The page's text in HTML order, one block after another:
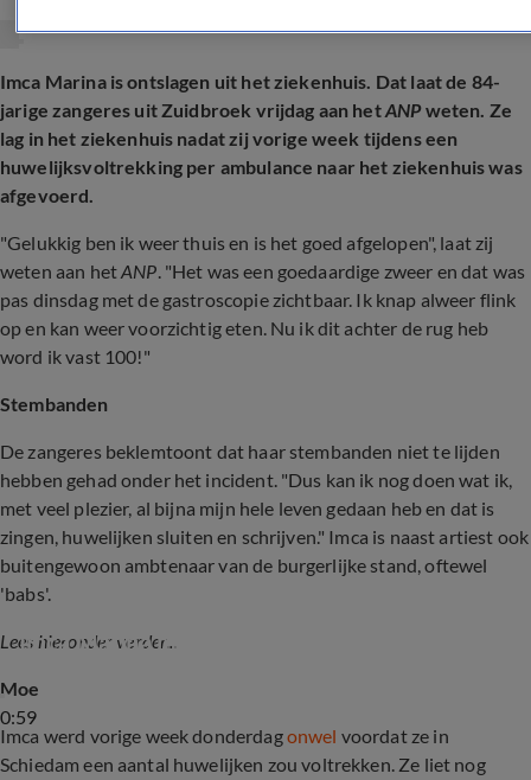
Imca Marina is ontslagen uit het ziekenhuis. Dat laat de 84-
jarige zangeres uit Zuidbroek vrijdag aan hetANPweten. Ze
lag in het ziekenhuis nadat zij vorige week tijdens een
huwelijksvoltrekking per ambulance naar het ziekenhuis was
afgevoerd.
"Gelukkig ben ik weer thuis en is het goed afgelopen", laat zij
weten aan hetANP. "Het was een goedaardige zweer en dat was
pas dinsdag met de gastroscopie zichtbaar. Ik knap alweer flink
op en kan weer voorzichtig eten. Nu ik dit achter de rug heb
word ik vast 100!"
Stembanden
De zangeres beklemtoont dat haar stembanden niet te lijden
hebben gehad onder het incident. "Dus kan ik nog doen wat ik,
met veel plezier, al bijna mijn hele leven gedaan heb en dat is
zingen, huwelijken sluiten en schrijven." Imca is naast artiest ook
buitengewoon ambtenaar van de burgerlijke stand, oftewel
'babs'.
Lees hieronder verder...
0:59
Imca Marina met ambulance afgevoerd
Moe
Imca werd vorige week donderdagonwel voordat ze in
Schiedam een aantal huwelijken zou voltrekken. Ze liet nog